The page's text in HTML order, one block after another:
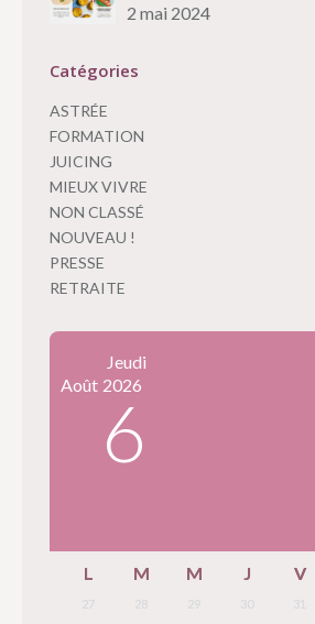
2 mai 2024
Catégories
ASTRÉE
FORMATION
JUICING
MIEUX VIVRE
NON CLASSÉ
NOUVEAU !
PRESSE
RETRAITE
Jeudi
Août 2026
6
L M M J V